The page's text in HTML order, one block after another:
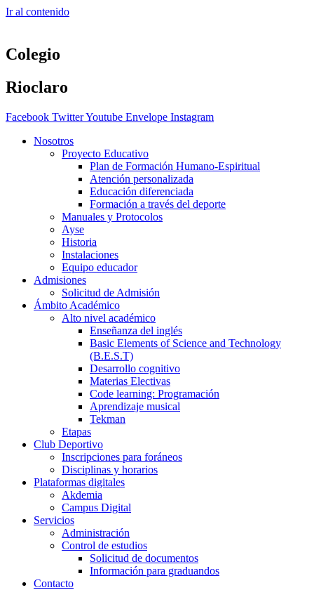
Ir al contenido
Colegio
Rioclaro
Facebook TwitterYoutube Envelope Instagram
Nosotros
Proyecto Educativo
Plan de Formación Humano-Espiritual
Atención personalizada
Educación diferenciada
Formación a través del deporte
Manuales y Protocolos
Ayse
Historia
Instalaciones
Equipo educador
Admisiones
Solicitud de Admisión
Ámbito Académico
Alto nivel académico
Enseñanza del inglés
Basic Elements of Science and Technology
(B.E.S.T)
Desarrollo cognitivo
Materias Electivas
Code learning: Programación
Aprendizaje musical
Tekman
Etapas
Club Deportivo
Inscripciones para foráneos
Disciplinas y horarios
Plataformas digitales
Akdemia
Campus Digital
Servicios
Administración
Control de estudios
Solicitud de documentos
Información para graduandos
Contacto